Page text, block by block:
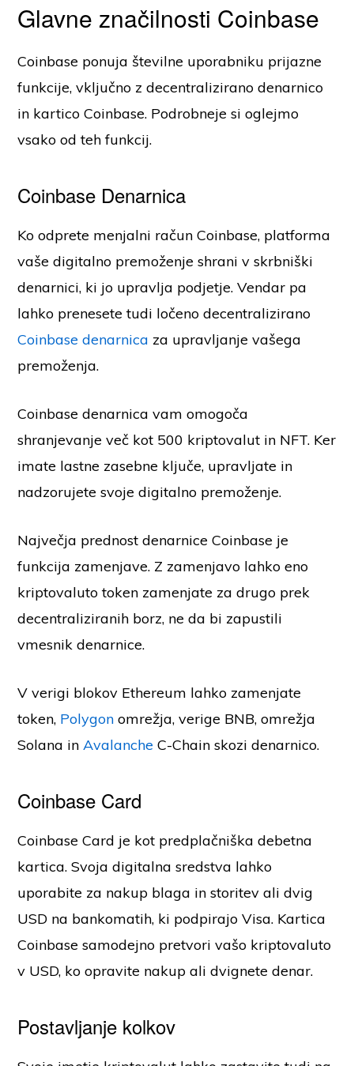
Glavne značilnosti Coinbase
Coinbase ponuja številne uporabniku prijazne
funkcije, vključno z decentralizirano denarnico
in kartico Coinbase. Podrobneje si oglejmo
vsako od teh funkcij.
Coinbase Denarnica
Ko odprete menjalni račun Coinbase, platforma
vaše digitalno premoženje shrani v skrbniški
denarnici, ki jo upravlja podjetje. Vendar pa
lahko prenesete tudi ločeno decentralizirano
Coinbase denarnica za upravljanje vašega
premoženja.
Coinbase denarnica vam omogoča
shranjevanje več kot 500 kriptovalut in NFT. Ker
imate lastne zasebne ključe, upravljate in
nadzorujete svoje digitalno premoženje.
Največja prednost denarnice Coinbase je
funkcija zamenjave. Z zamenjavo lahko eno
kriptovaluto token zamenjate za drugo prek
decentraliziranih borz, ne da bi zapustili
vmesnik denarnice.
V verigi blokov Ethereum lahko zamenjate
token, Polygon omrežja, verige BNB, omrežja
Solana inAvalanche C-Chain skozi denarnico.
Coinbase Card
Coinbase Card je kot predplačniška debetna
kartica. Svoja digitalna sredstva lahko
uporabite za nakup blaga in storitev ali dvig
USD na bankomatih, ki podpirajo Visa. Kartica
Coinbase samodejno pretvori vašo kriptovaluto
v USD, ko opravite nakup ali dvignete denar.
Postavljanje kolkov